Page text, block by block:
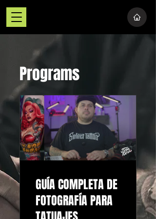
Programs
GUÍA COMPLETA DE
FOTOGRAFÍA PARA